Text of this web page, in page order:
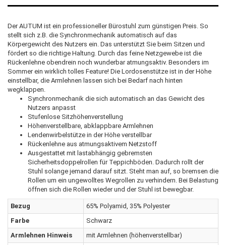
Der AUTUM ist ein professioneller Bürostuhl zum günstigen Preis. So
stellt sich z.B. die Synchronmechanik automatisch auf das
Körpergewicht des Nutzers ein. Das unterstützt Sie beim Sitzen und
fördert so die richtige Haltung. Durch das feine Netzgewebe ist die
Rückenlehne obendrein noch wunderbar atmungsaktiv. Besonders im
Sommer ein wirklich tolles Feature! Die Lordosenstütze ist in der Höhe
einstellbar, die Armlehnen lassen sich bei Bedarf nach hinten
wegklappen.
Synchronmechanik die sich automatisch an das Gewicht des
Nutzers anpasst
Stufenlose Sitzhöhenverstellung
Höhenverstellbare, abklappbare Armlehnen
Lendenwirbelstütze in der Höhe verstellbar
Rückenlehne aus atmungsaktivem Netzstoff
Ausgestattet mit lastabhängig gebremsten
Sicherheitsdoppelrollen für Teppichböden. Dadurch rollt der
Stuhl solange jemand darauf sitzt. Steht man auf, so bremsen die
Rollen um ein ungewolltes Wegrollen zu verhindern. Bei Belastung
öffnen sich die Rollen wieder und der Stuhl ist bewegbar.
Bezug
65% Polyamid, 35% Polyester
Farbe
Schwarz
Armlehnen Hinweis
mit Armlehnen (höhenverstellbar)